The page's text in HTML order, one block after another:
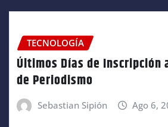
TECNOLOGÍA
Últimos Días de Inscripción
de Periodismo
Sebastian Sipión Ago 6,